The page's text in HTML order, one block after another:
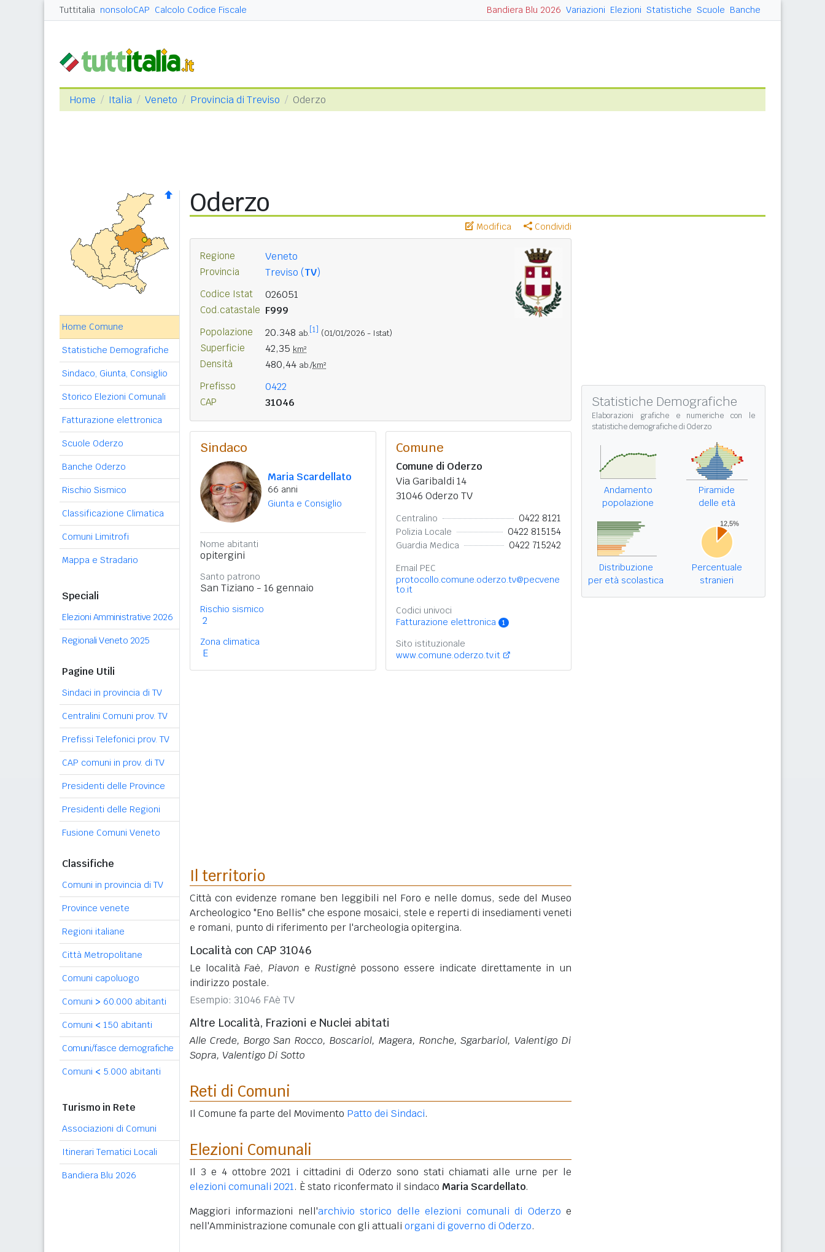
Tuttitalia nonsoloCAP Calcolo Codice Fiscale Bandiera Blu 2026 Variazioni Elezioni Statistiche Scuole Banche
Home Italia Veneto Provincia di Treviso Oderzo
Home Comune
Statistiche Demografiche
Sindaco, Giunta, Consiglio
Storico Elezioni Comunali
Fatturazione elettronica
Scuole Oderzo
Banche Oderzo
Rischio Sismico
Classificazione Climatica
Comuni Limitrofi
Mappa e Stradario
Speciali
Elezioni Amministrative 2026
Regionali Veneto 2025
Pagine Utili
Sindaci in provincia di TV
Centralini Comuni prov. TV
Prefissi Telefonici prov. TV
CAP comuni in prov. di TV
Presidenti delle Province
Presidenti delle Regioni
Fusione Comuni Veneto
Classifiche
Comuni in provincia di TV
Province venete
Regioni italiane
Città Metropolitane
Comuni capoluogo
Comuni > 60.000 abitanti
Comuni < 150 abitanti
Comuni/fasce demografiche
Comuni < 5.000 abitanti
Turismo in Rete
Associazioni di Comuni
Itinerari Tematici Locali
Bandiera Blu 2026
Oderzo
Modifica Condividi
Regione Veneto
Provincia Treviso (TV)
Codice Istat 026051
Cod.catastale F999
Popolazione 20.348 ab. [1] (01/01/2026 - Istat)
Superficie 42,35 km²
Densità 480,44 ab./km²
Prefisso 0422
CAP 31046
Sindaco
Maria Scardellato
66 anni
Giunta e Consiglio
Nome abitanti
opitergini
Santo patrono
San Tiziano - 16 gennaio
Rischio sismico
2
Zona climatica
E
Comune
Comune di Oderzo
Via Garibaldi 14
31046 Oderzo TV
Centralino 0422 8121
Polizia Locale 0422 815154
Guardia Medica 0422 715242
Email PEC
protocollo.comune.oderzo.tv@pecvene
to.it
Codici univoci
Fatturazione elettronica
1
Sito istituzionale
www.comune.oderzo.tv.it
Il territorio
Città con evidenze romane ben leggibili nel Foro e nelle domus, sede del Museo
Archeologico "Eno Bellis" che espone mosaici, stele e reperti di insediamenti veneti
e romani, punto di riferimento per l'archeologia opitergina.
Località con CAP 31046
Le localitàFaè,Piavon e Rustignè possono essere indicate direttamente in un
indirizzo postale.
Esempio: 31046 FAè TV
Altre Località, Frazioni e Nuclei abitati
Alle Crede, Borgo San Rocco, Boscariol, Magera, Ronche, Sgarbariol, Valentigo Di
Sopra, Valentigo Di Sotto
Reti di Comuni
Il Comune fa parte del Movimento Patto dei Sindaci.
Elezioni Comunali
Il 3 e 4 ottobre 2021 i cittadini di Oderzo sono stati chiamati alle urne per le
elezioni comunali 2021. È stato riconfermato il sindaco Maria Scardellato.
Maggiori informazioni nell'archivio storico delle elezioni comunali di Oderzo e
nell'Amministrazione comunale con gli attuali organi di governo di Oderzo.
Statistiche Demografiche
Elaborazioni grafiche e numeriche con le
statistiche demografiche di Oderzo
Andamento
popolazione
Piramide
delle età
Distribuzione
per età scolastica
Percentuale
stranieri